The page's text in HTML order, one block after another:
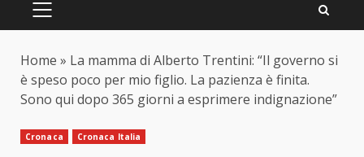
PRIMARY
Home » La mamma di Alberto Trentini: “Il governo si
è speso poco per mio figlio. La pazienza è finita.
Sono qui dopo 365 giorni a esprimere indignazione”
Cronaca Cronaca Italia